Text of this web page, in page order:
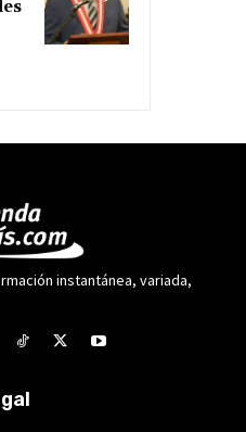
instantánea, variada,